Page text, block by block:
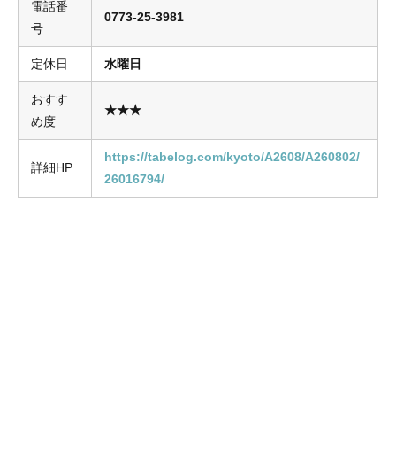
電話番
号
0773-25-3981
定休日 水曜日
おすす
め度
★★★
詳細HP
https://tabelog.com/kyoto/A2608/A260802/
26016794/